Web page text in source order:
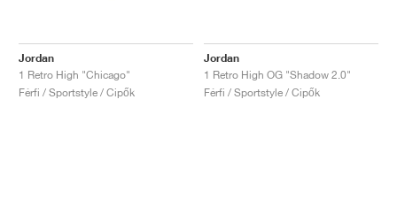
Jordan
1 Retro High "Chicago"
Férfi / Sportstyle / Cipők
Jordan
1 Retro High OG "Shadow 2.0"
Férfi / Sportstyle / Cipők